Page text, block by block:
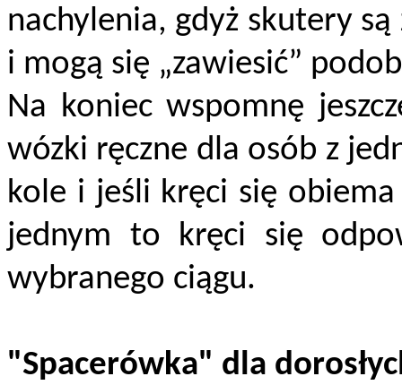
nachylenia, gdyż skutery są
i mogą się „zawiesić”
Na koniec wspomnę
wózki ręczne dla osób z
kole i jeśli kręci się
jednym to kręci się
wybranego ciągu.
"Spacerówka" dla